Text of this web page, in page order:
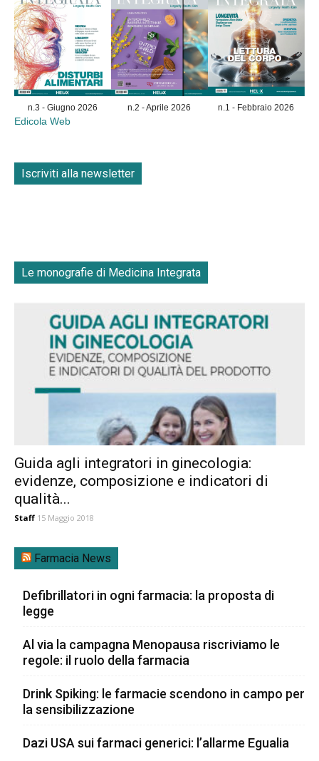
n.3 - Giugno 2026 n.2 - Aprile 2026 n.1 - Febbraio 2026
Edicola Web
Iscriviti alla newsletter
Le monografie di Medicina Integrata
Guida agli integratori in ginecologia:
evidenze, composizione e indicatori di
qualità...
Staff 15 Maggio 2018
Farmacia News
Defibrillatori in ogni farmacia: la proposta di
legge
Al via la campagna Menopausa riscriviamo le
regole: il ruolo della farmacia
Drink Spiking: le farmacie scendono in campo per
la sensibilizzazione
Dazi USA sui farmaci generici: l’allarme Egualia